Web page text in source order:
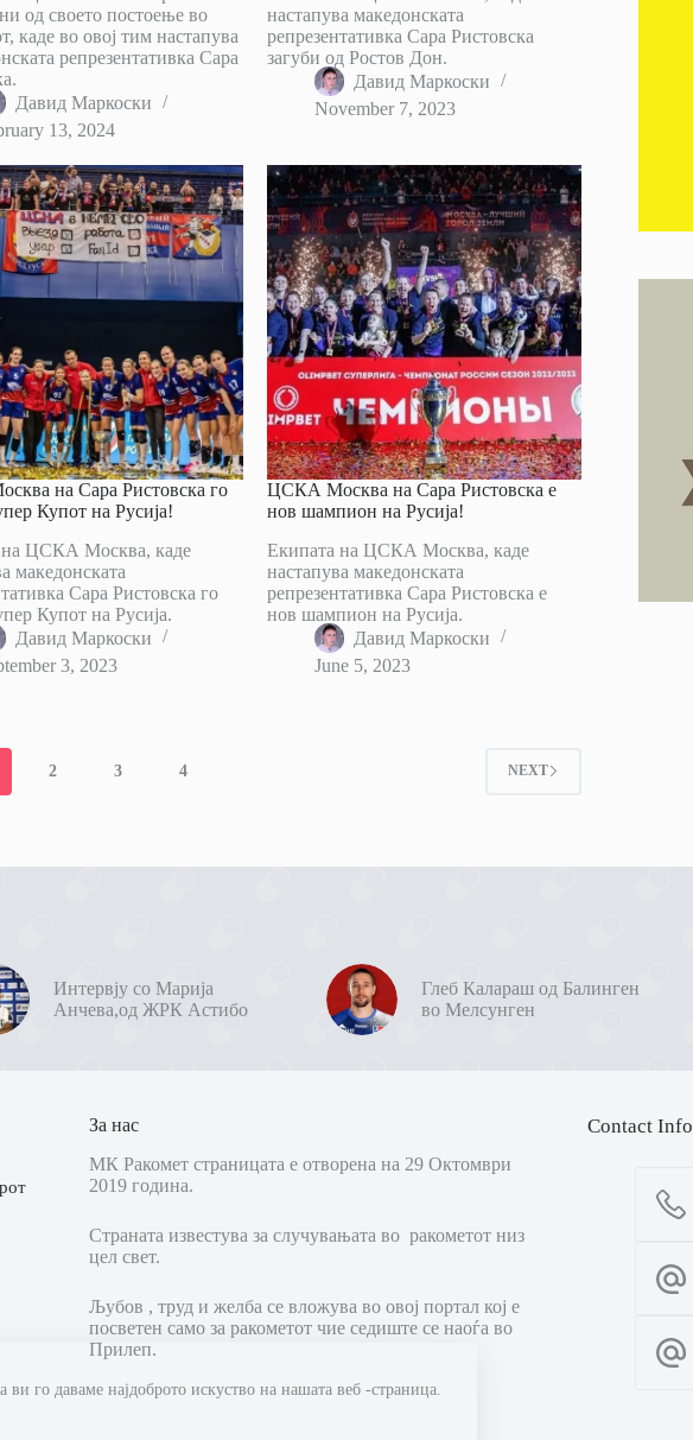
го даваме најдоброто искуство на нашата веб -страница.
од своето постоење во
каде во овој тим настапува
репрезентативка Сара
Давид Маркоски
13, 2024
настапува македонската
репрезентативка Сара Ристовска
загуби од Ростов Дон.
Давид Маркоски
November 7, 2023
на Сара Ристовска го
Купот на Русија!
на ЦСКА Москва, каде
македонската
Сара Ристовска го
Купот на Русија.
Давид Маркоски
3, 2023
ЦСКА Москва на Сара Ристовска е
нов шампион на Русија!
Екипата на ЦСКА Москва, каде
настапува македонската
репрезентативка Сара Ристовска е
нов шампион на Русија.
Давид Маркоски
June 5, 2023
2 3 4 NEXT
Интервју со Марија
Анчева,од ЖРК Астибо
Глеб Калараш од Балинген
во Мелсунген
За нас
МК Ракомет страницата е отворена на 29 Октомври
2019 година.
Страната известува за случувањата во ракометот низ
цел свет.
Љубов , труд и желба се вложува во овој портал кој е
посветен само за ракометот чие седиште се наоѓа во
Прилеп.
Contact Info